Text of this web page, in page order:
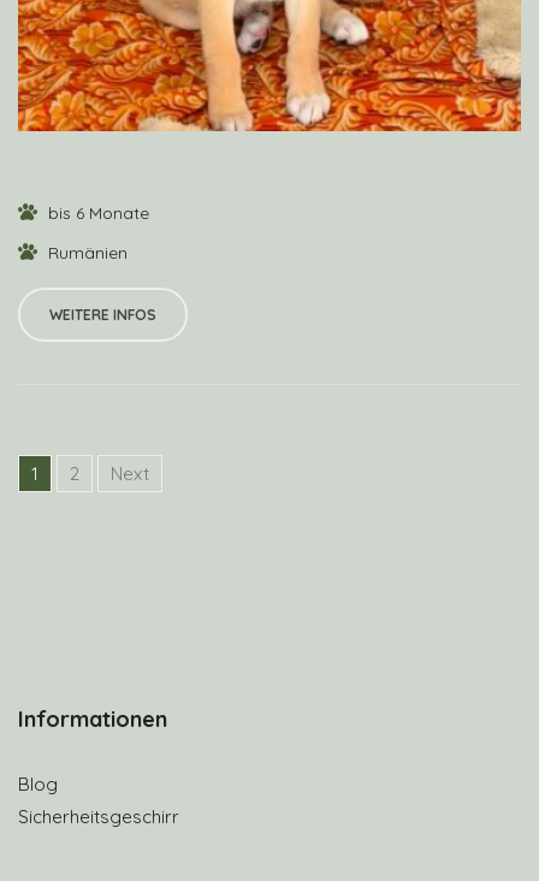
bis 6 Monate
Rumänien
WEITERE INFOS
1 2 Next
Informationen
Blog
Sicherheitsgeschirr